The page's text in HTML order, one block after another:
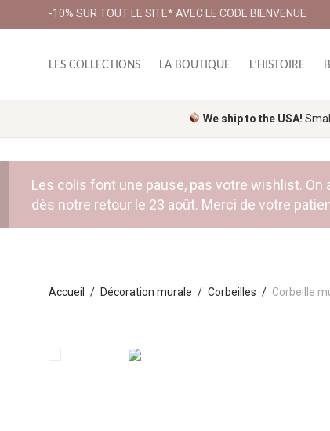
-10% SUR TOUT LE SITE* AVEC LE CODE BIENVENUE
LES COLLECTIONS LA BOUTIQUE L’HISTOIRE
We ship to the USA!
Les colis font une pause, pas votre wishlist. On
dès notre retour le 23 août. Merci de votre
Accueil / Décoration murale / Corbeilles / Corbeille